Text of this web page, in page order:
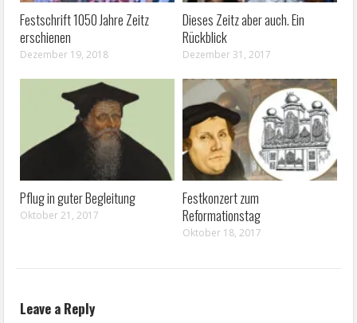
Festschrift 1050 Jahre Zeitz
erschienen
Dezember 19, 2018
Dieses Zeitz aber auch. Ein
Rückblick
Dezember 31, 2017
Pflug in guter Begleitung
Oktober 21, 2017
Festkonzert zum
Reformationstag
Oktober 18, 2017
Leave a Reply